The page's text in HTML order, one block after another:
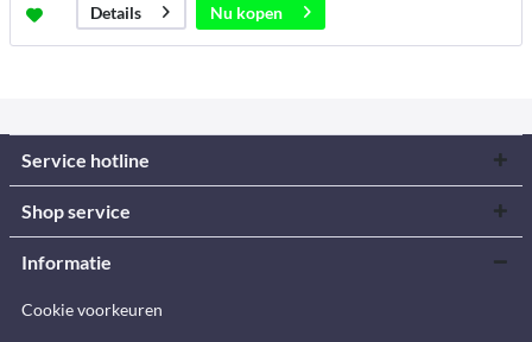
Details
Nu kopen
Service hotline
Shop service
Informatie
Cookie voorkeuren